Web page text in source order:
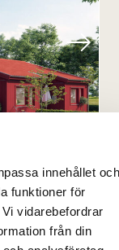
innehållet och
funktioner för
vidarebefordrar
från din
25